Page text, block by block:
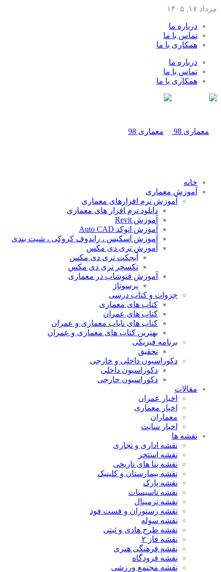
مرداد ۱۷, ۱۴۰۵
درباره ما
تماس با ما
همکاری با ما
درباره ما
تماس با ما
همکاری با ما
خانه
آموزش معماری
آموزش نرم افزارهای معماری
دانلود نرم افزار های معماری
آموزش Revit
آموزش اتوکد Auto CAD
آموزش اسکیس ، راندوف کروکی ، شیت بندی
آموزش تری دی مکس
آبجکت تری دی مکس
تکسچر تری دی مکس
آموزش فتوشاپ در معماری
پرسوناژ
جزوات و کتاب درسی
کتاب های معماری
کتاب های عمران
کتاب های نایاب معماری و عمران
بهترین کتاب های معماری و عمران
برنامه فیزیکی
تحقیق
دکوراسیون داخلی و خارجی
دکوراسیون داخلی
دکوراسیون خارجی
مقالات
اخبار عمران
اخبار معماری
معماران
اخبار سایت
نقشه ها
نقشه اداری و تجاری
نقشه استخر
نقشه بنا های تاریخی
نقشه بیمارستان و کلینیک
نقشه پارک
نقشه تاسیسات
نقشه ترمینال
نقشه رستوران و فست فود
نقشه سوله
نقشه طرح هادی و ثبتی
نقشه فاز ۲
نقشه فرهنگی هنری
نقشه فرودگاه
نقشه مجتمع ورزشی